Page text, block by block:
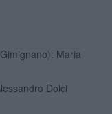
Maria
Dolci